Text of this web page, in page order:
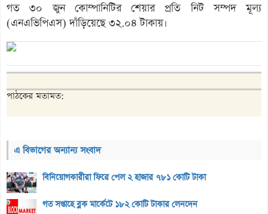
গত ৩০ জুন কোম্পানিটির শেয়ার প্রতি নিট সম্পদ মূল্য
(এনএভিপিএস) দাঁড়িয়েছে ৩২.০৪ টাকায়।
পাঠকের মতামত:
এ বিভাগের অন্যান্য সংবাদ
বিনিয়োগকারীরা ফিরে পেল ২ হাজার ৭৮১ কোটি টাকা
গত সপ্তাহে ব্লক মার্কেটে ১৮২ কোটি টাকার লেনদেন